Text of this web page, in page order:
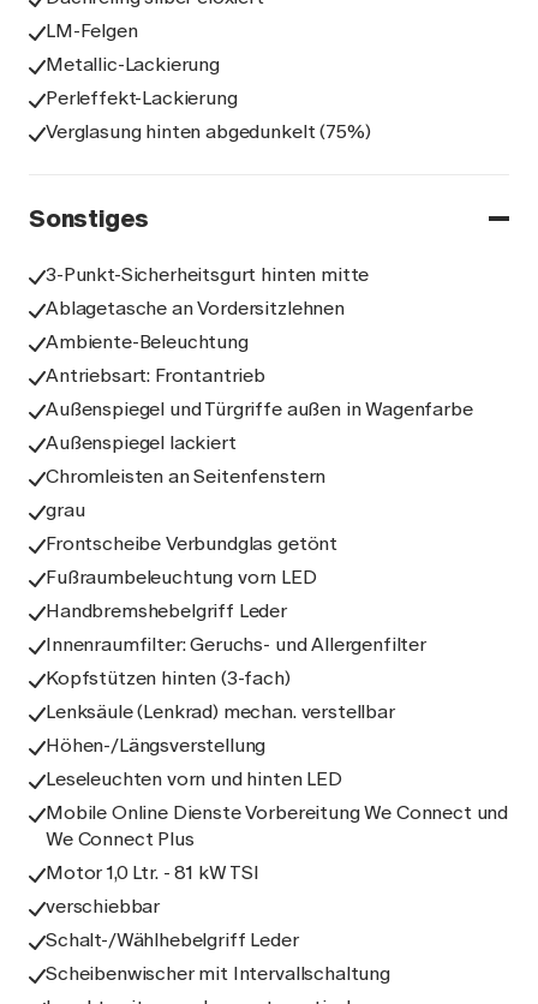
LM-Felgen
Metallic-Lackierung
Perleffekt-Lackierung
Verglasung hinten abgedunkelt (75%)
Sonstiges
3-Punkt-Sicherheitsgurt hinten mitte
Ablagetasche an Vordersitzlehnen
Ambiente-Beleuchtung
Antriebsart: Frontantrieb
Außenspiegel und Türgriffe außen in Wagenfarbe
Außenspiegel lackiert
Chromleisten an Seitenfenstern
grau
Frontscheibe Verbundglas getönt
Fußraumbeleuchtung vorn LED
Handbremshebelgriff Leder
Innenraumfilter: Geruchs- und Allergenfilter
Kopfstützen hinten (3-fach)
Lenksäule (Lenkrad) mechan. verstellbar
Höhen-/Längsverstellung
Leseleuchten vorn und hinten LED
Mobile Online Dienste Vorbereitung We Connect und
We Connect Plus
Motor 1,0 Ltr. - 81 kW TSI
verschiebbar
Schalt-/Wählhebelgriff Leder
Scheibenwischer mit Intervallschaltung